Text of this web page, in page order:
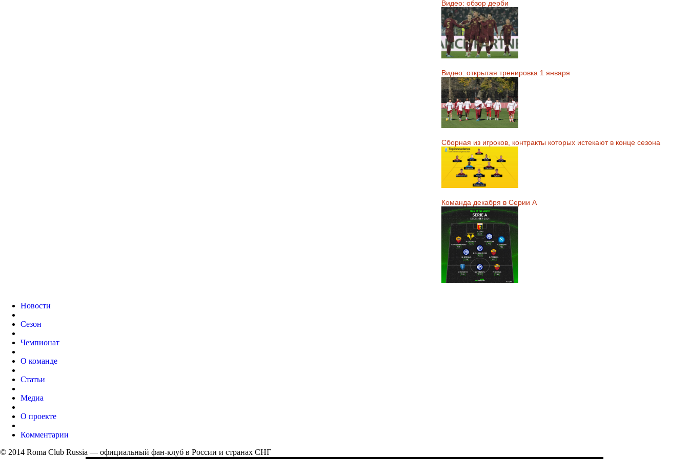
Видео: обзор дерби
Видео: открытая тренировка 1 января
Сборная из игроков, контракты которых истекают в конце сезона
Команда декабря в Серии А
Новости
Сезон
Чемпионат
О команде
Статьи
Медиа
О проекте
Комментарии
© 2014 Roma Club Russia — официальный фан-клуб в России и странах СНГ